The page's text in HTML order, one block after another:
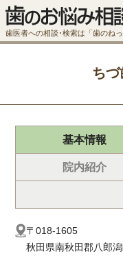
歯医者への相談･検索は「歯のねっ
ち
基本情報
院内紹介
〒018-1605
秋田県南秋田郡八郎